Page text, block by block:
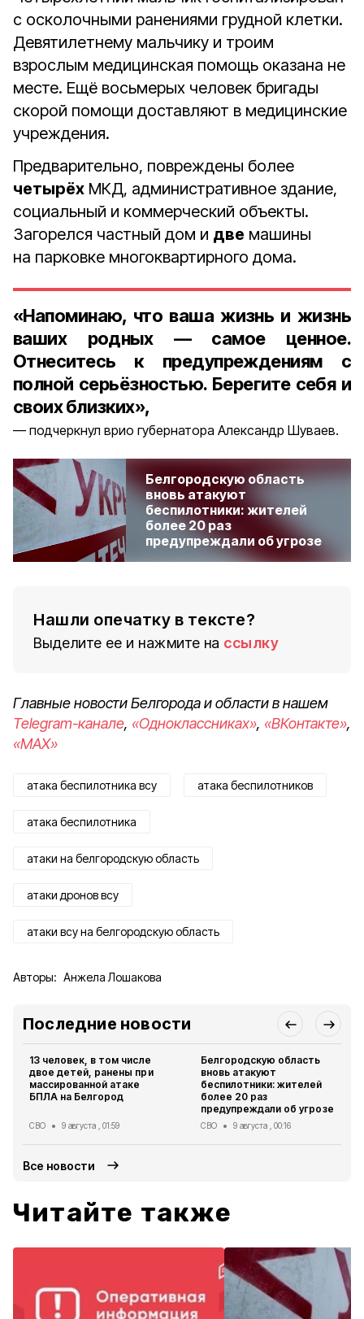
с осколочными ранениями грудной клетки.
Девятилетнему мальчику и троим
взрослым медицинская помощь оказана не
месте. Ещё восьмерых человек бригады
скорой помощи доставляют в медицинские
учреждения.
Предварительно, повреждены более
четырёх МКД, административное здание,
социальный и коммерческий объекты.
Загорелся частный дом и две машины
на парковке многоквартирного дома.
«Напоминаю, что ваша жизнь и жизнь
ваших родных — самое ценное.
Отнеситесь к предупреждениям с
полной серьёзностью. Берегите себя и
своих близких»,
подчеркнул врио губернатора Александр Шуваев.
Белгородскую область
вновь атакуют
беспилотники: жителей
более 20 раз
предупреждали об угрозе
Нашли опечатку в тексте?
Выделите ее и нажмите на ссылку
Главные новости Белгорода и области в нашем
Telegram-канале, «Одноклассниках», «ВКонтакте»,
«MAX»
атака беспилотника всу атака беспилотников
атака беспилотника
атаки на белгородскую область
атаки дронов всу
атаки всу на белгородскую область
Авторы: Анжела Лошакова
Последние новости
13 человек, в том числе
двое детей, ранены при
массированной атаке
БПЛА на Белгород
СВО 9 августа , 01:59
Белгородскую область
вновь атакуют
беспилотники: жителей
более 20 раз
предупреждали об угрозе
СВО 9 августа , 00:16
Все новости
Читайте также